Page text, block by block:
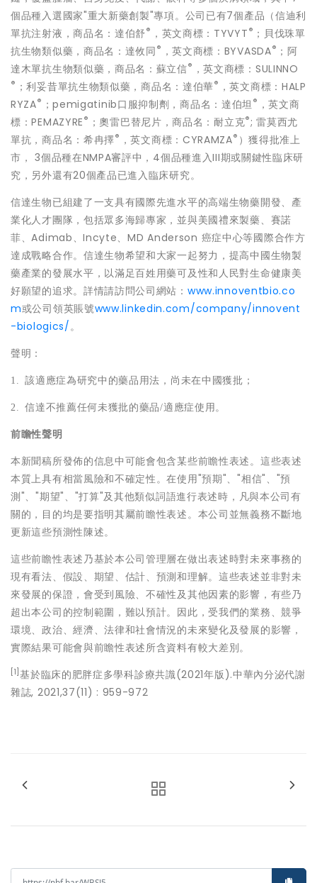
個品種入選國家"重大新藥創製"專項。公司已有7個產品（信迪利
單抗注射液，商品名：達伯舒 ® ，英文商標：TYVYT ® ；貝伐珠單
抗生物類似藥，商品名：達攸同 ® ，英文商標：BYVASDA® ；阿
達木單抗生物類似藥，商品名：蘇立信® ，英文商標：SULINNO
® ；利妥昔單抗生物類似藥，商品名：達伯華® ，英文商標：HALP
RYZA® ；pemigatinib口服抑制劑，商品名：達伯坦® ，英文商
標：PEMAZYRE ® ；奧雷巴替尼片，商品名：耐立克®; 雷莫西尤
單抗，商品名：希冉擇® ，英文商標：CYRAMZA® ）獲得批准上
市， 3個品種在NMPA審評中，4個品種進入III期或關鍵性臨床研
究，另外還有20個產品已進入臨床研究。
信達生物已組建了一支具有國際先進水平的高端生物藥開發、產
業化人才團隊，包括眾多海歸專家，並與美國禮來製藥、賽諾
菲、Adimab、Incyte、MD Anderson 癌症中心等國際合作方
達成戰略合作。信達生物希望和大家一起努力，提高中國生物製
藥產業的發展水平，以滿足百姓用藥可及性和人民對生命健康美
好願望的追求。詳情請訪問公司網站： www.innoventbio.co
m或公司領英賬號www.linkedin.com/company/innovent
-biologics/。
聲明：
1. 該適應症為研究中的藥品用法，尚未在中國獲批；
2. 信達不推薦任何未獲批的藥品/適應症使用。
前瞻性聲明
本新聞稿所發佈的信息中可能會包含某些前瞻性表述。這些表述
本質上具有相當風險和不確定性。在使用"預期"、"相信"、"預
測"、"期望"、"打算"及其他類似詞語進行表述時，凡與本公司有
關的，目的均是要指明其屬前瞻性表述。本公司並無義務不斷地
更新這些預測性陳述。
這些前瞻性表述乃基於本公司管理層在做出表述時對未來事務的
現有看法、假設、期望、估計、預測和理解。這些表述並非對未
來發展的保證，會受到風險、不確性及其他因素的影響，有些乃
超出本公司的控制範圍，難以預計。因此，受我們的業務、競爭
環境、政治、經濟、法律和社會情況的未來變化及發展的影響，
實際結果可能會與前瞻性表述所含資料有較大差別。
[1] 基於臨床的肥胖症多學科診療共識(2021年版).中華內分泌代謝
雜誌, 2021,37(11) : 959-972